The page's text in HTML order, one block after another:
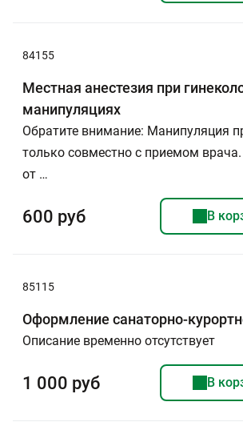
84155
Местная анестезия при
манипуляциях
Обратите внимание: Манипуляция
только совместно с приемом
от …
600 руб В
85115
Оформление санаторно-
Описание временно отсутствует
1 000 руб В